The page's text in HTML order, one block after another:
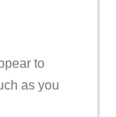
to
as you